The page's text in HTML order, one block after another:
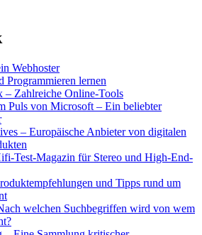
Webhoster
Programmieren lernen
Zahlreiche Online-Tools
Puls von Microsoft – Ein beliebter
– Europäische Anbieter von digitalen
Test-Magazin für Stereo und High-End-
und Tipps rund um
welchen Suchbegriffen wird von wem